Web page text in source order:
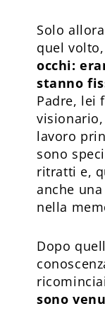
Solo
quel
occhi:
stanno
Padre, lei
lavoro
sono
ritratti e,
anche
nella
Dopo
sono